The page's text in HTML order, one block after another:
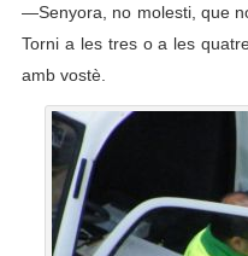
—Senyora, no molesti, que
Torni a les tres o a les
amb vostè.